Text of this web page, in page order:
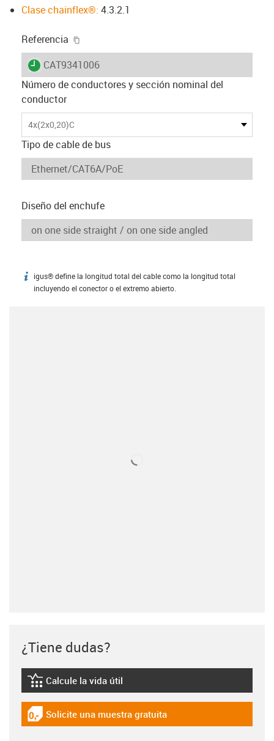
Clase chainflex®: 4.3.2.1
Referencia
igus-icon-lieferzeit
CAT9341006
Número de conductores y sección nominal del
conductor
4x(2x0,20)C
Tipo de cable de bus
Diseño del enchufe
igus-icon-info
igus® define la longitud total del cable como la longitud total
incluyendo el conector o el extremo abierto.
¿Tiene dudas?
igus-icon-lebensdauerrechner
Calcule la vida útil
igus-icon-gratismuster
Solicite una muestra gratuita